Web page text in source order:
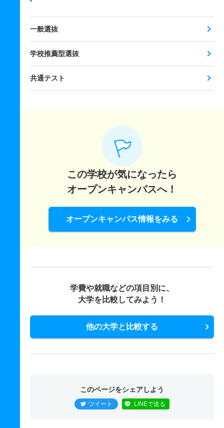
一般選抜
学校推薦型選抜
共通テスト
この学校が気になったら
オープンキャンパスへ！
オープンキャンパス情報をみる
学費や就職などの項目別に、
大学を比較してみよう！
他の大学と比較する
このページをシェアしよう
ツイート LINEで送る